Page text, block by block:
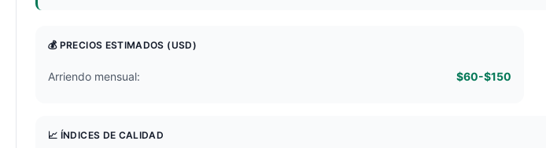
💰 PRECIOS ESTIMADOS (USD)
Arriendo mensual: $60-$150
📈 ÍNDICES DE CALIDAD